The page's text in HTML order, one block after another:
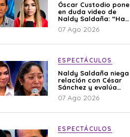
Óscar Custodio pone
en duda video de
Naldy Saldaña: “Hay
cosas que de repente
se han editado”
07 Ago 2026
ESPECTÁCULOS
Naldy Saldaña niega
relación con César
Sánchez y evalúa
denunciar a su
esposa: “Es una
07 Ago 2026
ESPECTÁCULOS